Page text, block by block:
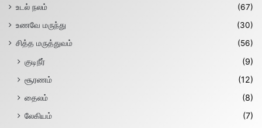
உடல் நலம்
(67)
உணவே மருந்து
(30)
சித்த மருத்துவம்
(56)
குடிநீர்
(9)
சூரணம்
(12)
தைலம்
(8)
லேகியம்
(7)